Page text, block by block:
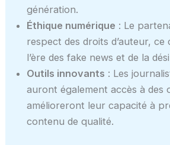
génération.
Éthique numérique : Le
respect des droits d’auteur, ce
l’ère des fake news et de la
Outils innovants : Les
auront également accès à des
amélioreront leur capacité à
contenu de qualité.